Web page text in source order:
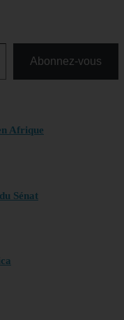
Abonnez-vous
Afrique
Sénat